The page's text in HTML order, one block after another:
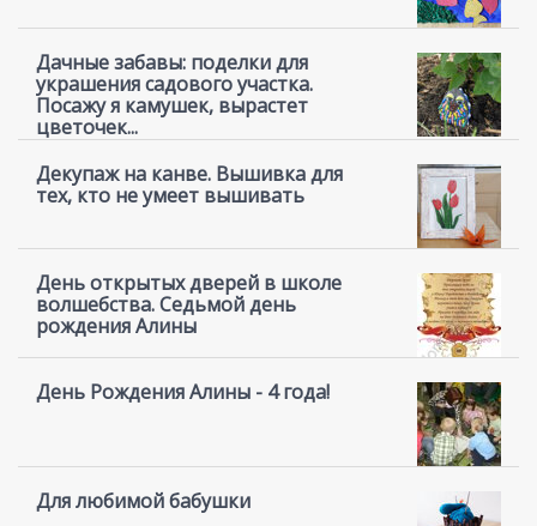
Дачные забавы: поделки для
украшения садового участка.
Посажу я камушек, вырастет
цветочек...
Декупаж на канве. Вышивка для
тех, кто не умеет вышивать
День открытых дверей в школе
волшебства. Седьмой день
рождения Алины
День Рождения Алины - 4 года!
Для любимой бабушки